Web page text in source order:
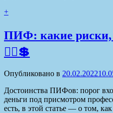
+
ПИФ: какие риски,
🦹‍♀️💲
Опубликовано в 20.02.2022
Достоинства ПИФов: порог
деньги под присмотром
есть, в этой статье — о том,